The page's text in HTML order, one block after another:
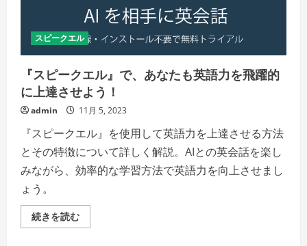
最
大
化！』
の
細
を
ご
覧
く
だ
さ
スピークエル
『スピークエル』で、あなたも英語力を飛躍的
に上達させよう！
admin 11月 5, 2023
『スピークエル』を使用して英語力を上達させる方法
とその特徴について詳しく解説。AIとの英会話を楽し
みながら、効率的な学習方法で英語力を向上させまし
ょう。
続きを読む『ス
ピ